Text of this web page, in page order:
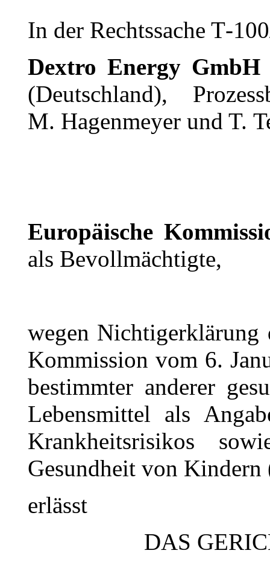
In der Rechtssache
Dextro Energy
(Deutschland),
M. Hagenmeyer und T.
Europäische
als Bevollmächtigte,
wegen
Kommission vom 6.
bestimmter anderer
Lebensmittel als
Krankheitsrisikos
Gesundheit von
erlässt
DAS